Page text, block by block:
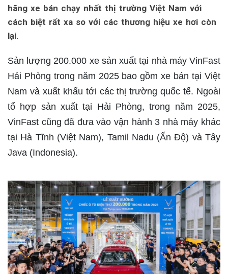
hãng xe bán chạy nhất thị trường Việt Nam với
cách biệt rất xa so với các thương hiệu xe hơi còn
lại.
Sản lượng 200.000 xe sản xuất tại nhà máy VinFast
Hải Phòng trong năm 2025 bao gồm xe bán tại Việt
Nam và xuất khẩu tới các thị trường quốc tế. Ngoài
tổ hợp sản xuất tại Hải Phòng, trong năm 2025,
VinFast cũng đã đưa vào vận hành 3 nhà máy khác
tại Hà Tĩnh (Việt Nam), Tamil Nadu (Ấn Độ) và Tây
Java (Indonesia).